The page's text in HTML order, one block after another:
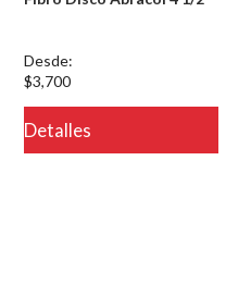
Desde:
$3,700
Detalles